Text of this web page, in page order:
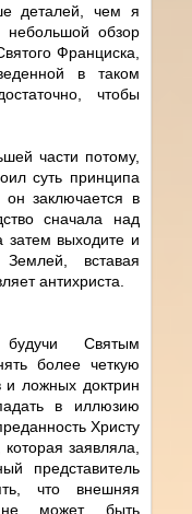
деталей, чем я
обзор
Франциска,
в таком
чтобы
части потому,
суть принципа
заключается в
сначала над
затем выходите и
вставая
антихриста.
Святым
более четкую
ложных доктрин
в иллюзию
Христу
заявляла,
представитель
что внешняя
не может быть